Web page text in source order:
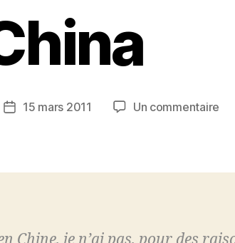
Date15 mars 2011 Un commentaire